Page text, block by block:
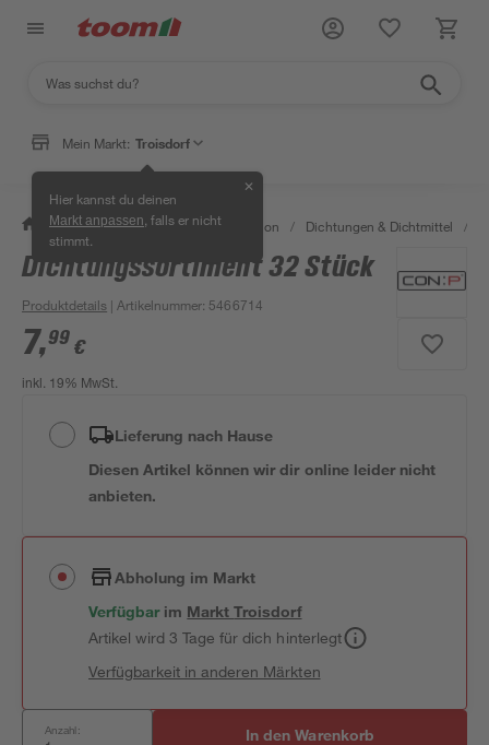
Mein Markt: Troisdorf
Hier kannst du deinen
Markt anpassen , falls er nicht
stimmt.
✕
/ Bad & Sanitär / Sanitärinstallation / Dichtungen & Dichtmittel /
Dichtungssortiment 32 Stück
Produktdetails | Artikelnummer: 5466714
7,99 €
inkl. 19% MwSt.
Lieferung nach Hause
Diesen Artikel können wir dir online leider nicht
anbieten.
Abholung im Markt
Verfügbar im MarktTroisdorf
Artikel wird 3 Tage für dich hinterlegt
Verfügbarkeit in anderen Märkten
Anzahl: In den Warenkorb